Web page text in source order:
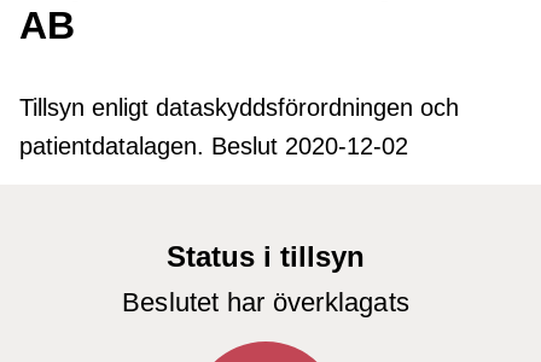
AB
Tillsyn enligt dataskyddsförordningen och
patientdatalagen. Beslut 2020-12-02
Status i tillsyn
Beslutet har överklagats